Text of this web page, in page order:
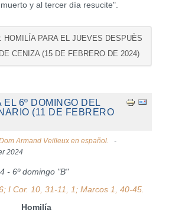
y al tercer día resucite".
HOMILÍA PARA EL JUEVES DESPUÈS
CENIZA (15 DE FEBRERO DE 2024)
EL 6º DOMINGO DEL
(11 DE FEBRERO
Armand Veilleux en español.
2024
- 6º domingo "B"
I Cor. 10, 31-11, 1; Marcos 1, 40-45.
Homilía